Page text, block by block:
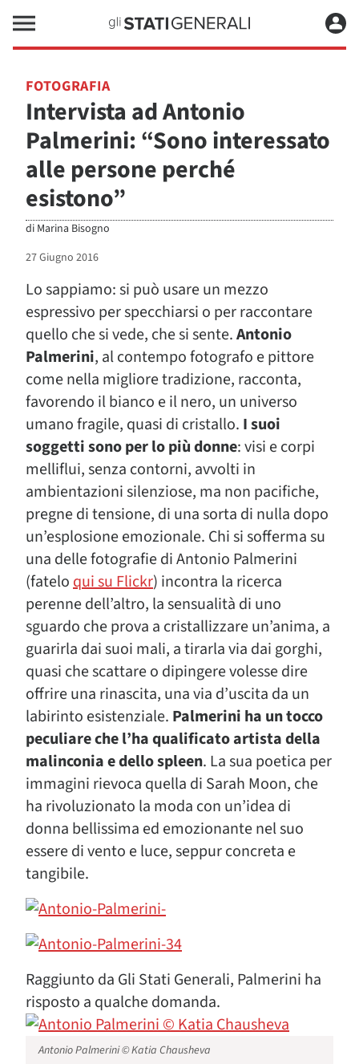
FOTOGRAFIA
Intervista ad Antonio
Palmerini: “Sono interessato
alle persone perché
esistono”
di Marina Bisogno
27 Giugno 2016
Lo sappiamo: si può usare un mezzo
espressivo per specchiarsi o per raccontare
quello che si vede, che si sente.Antonio
Palmerini, al contempo fotografo e pittore
come nella migliore tradizione, racconta,
favorendo il bianco e il nero, un universo
umano fragile, quasi di cristallo. I suoi
soggetti sono per lo più donne: visi e corpi
melliflui, senza contorni, avvolti in
ambientazioni silenziose, ma non pacifiche,
pregne di tensione, di una sorta di nulla dopo
un’esplosione emozionale. Chi si sofferma su
una delle fotografie di Antonio Palmerini
(fateloqui su Flickr) incontra la ricerca
perenne dell’altro, la sensualità di uno
sguardo che prova a cristallizzare un’anima, a
guarirla dai suoi mali, a tirarla via dai gorghi,
quasi che scattare o dipingere volesse dire
offrire una rinascita, una via d’uscita da un
labirinto esistenziale. Palmerini ha un tocco
peculiare che l’ha qualificato artista della
malinconia e dello spleen. La sua poetica per
immagini rievoca quella di Sarah Moon, che
ha rivoluzionato la moda con un’idea di
donna bellissima ed emozionante nel suo
essere di vento e luce, seppur concreta e
tangibile.
Raggiunto da Gli Stati Generali, Palmerini ha
risposto a qualche domanda.
Antonio Palmerini © Katia Chausheva